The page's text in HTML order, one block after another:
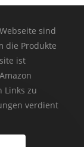
sind
die Produkte
ist
Links zu
verdient